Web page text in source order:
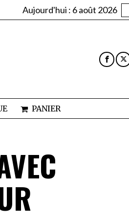
Aujourd'hui : 6 août 2026
PANIER